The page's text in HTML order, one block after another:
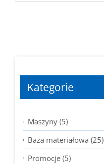
Kategorie
Maszyny (5)
Baza materiałowa (25)
Promocje (5)